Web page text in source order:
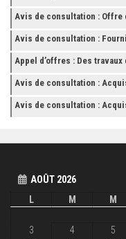
Avis de consultation : Offre
et finition de
Avis de consultation :
Appel d’offres : Des
des grès
Avis de consultation :
Accessoires
Avis de consultation :
AOÛT 2026
L
M M
3
4 5